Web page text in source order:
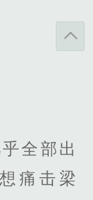
全部出
痛击梁